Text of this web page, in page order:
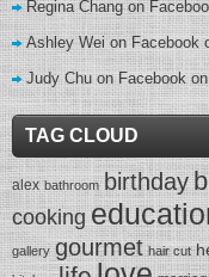
Regina Chang on
Ashley Wei on Facebook
Judy Chu on Facebook
TAG CLOUD
alex bathroom birthday
cooking
gallery gourmet hair cut